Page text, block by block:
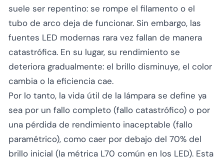
suele ser repentino: se rompe el filamento o el
tubo de arco deja de funcionar. Sin embargo, las
fuentes LED modernas rara vez fallan de manera
catastrófica. En su lugar, su rendimiento se
deteriora gradualmente: el brillo disminuye, el color
cambia o la eficiencia cae.
Por lo tanto, la vida útil de la lámpara se define ya
sea por un fallo completo (fallo catastrófico) o por
una pérdida de rendimiento inaceptable (fallo
paramétrico), como caer por debajo del 70% del
brillo inicial (la métrica L70 común en los LED). Esta